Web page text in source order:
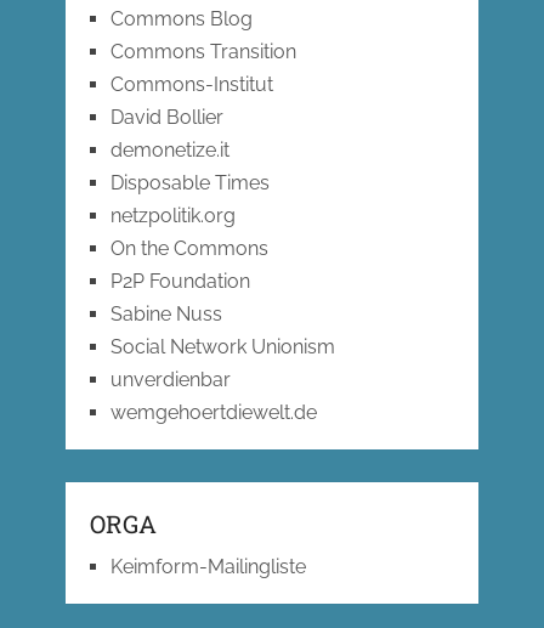
Commons Blog
Commons Transition
Commons-Institut
David Bollier
demonetize.it
Disposable Times
netzpolitik.org
On the Commons
P2P Foundation
Sabine Nuss
Social Network Unionism
unverdienbar
wemgehoertdiewelt.de
ORGA
Keimform-Mailingliste